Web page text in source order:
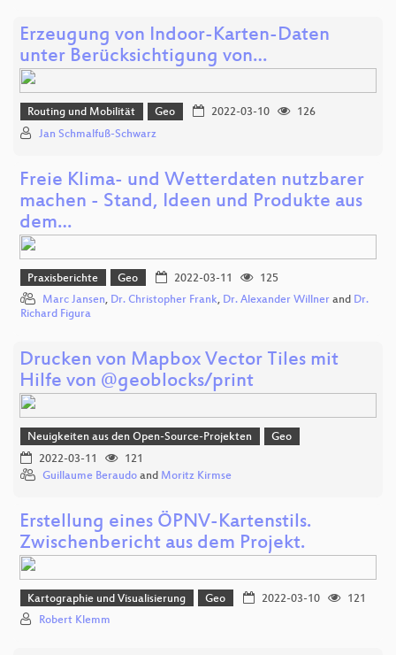
Erzeugung von Indoor-Karten-Daten
unter Berücksichtigung von…
Routing und Mobilität Geo 2022-03-10
126
Jan Schmalfuß-Schwarz
Freie Klima- und Wetterdaten nutzbarer
machen - Stand, Ideen und Produkte aus
dem…
Praxisberichte Geo 2022-03-11
125
Marc Jansen, Dr. Christopher Frank, Dr. Alexander Willner and Dr.
Richard Figura
Drucken von Mapbox Vector Tiles mit
Hilfe von @geoblocks/print
Neuigkeiten aus den Open-Source-Projekten
Geo
2022-03-11
121
Guillaume Beraudo and Moritz Kirmse
Erstellung eines ÖPNV-Kartenstils.
Zwischenbericht aus dem Projekt.
Kartographie und Visualisierung Geo 2022-03-10
121
Robert Klemm